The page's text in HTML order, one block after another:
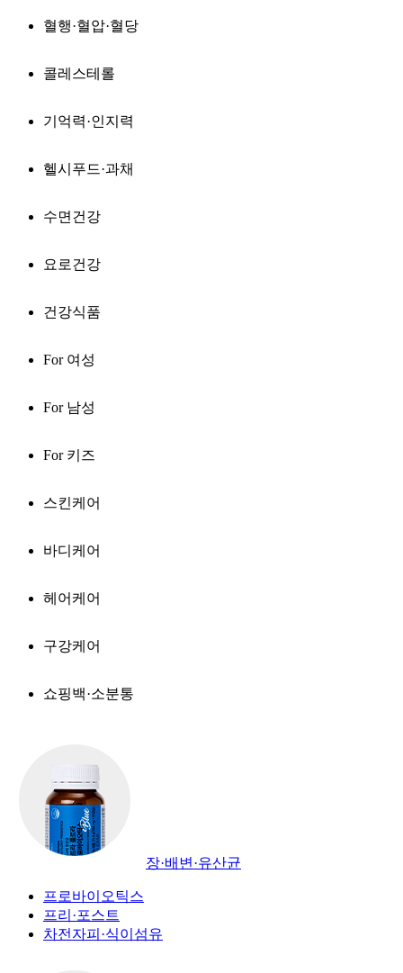
혈행·혈압·혈당
콜레스테롤
기억력·인지력
헬시푸드·과채
수면건강
요로건강
건강식품
For 여성
For 남성
For 키즈
스킨케어
바디케어
헤어케어
구강케어
쇼핑백·소분통
장·배변·유산균
프로바이오틱스
프리·포스트
차전자피·식이섬유